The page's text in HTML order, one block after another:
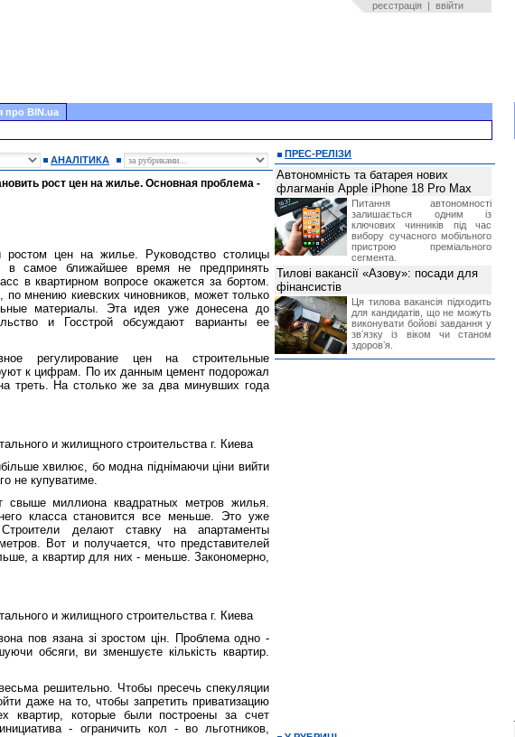
реєстрація | ввійти
про BIN.ua
АНАЛІТИКА
рост цен на жилье. Основная проблема -
ростом цен на жилье. Руководство столицы
в самое ближайшее время не предпринять
в квартирном вопросе окажется за бортом.
мнению киевских чиновников, может только
материалы. Эта идея уже донесена до
и Госстрой обсуждают варианты ее
регулирование цен на строительные
к цифрам. По их данным цемент подорожал
треть. На столько же за два минувших года
и жилищного строительства г. Киева
хвилює, бо модна піднімаючи ціни вийти
не купуватиме.
свыше миллиона квадратных метров жилья.
класса становится все меньше. Это уже
делают ставку на апартаменты
Вот и получается, что представителей
а квартир для них - меньше. Закономерно,
и жилищного строительства г. Киева
пов язана зі зростом цін. Проблема одно -
обсяги, ви зменшуєте кількість квартир.
решительно. Чтобы пресечь спекуляции
даже на то, чтобы запретить приватизацию
квартир, которые были построены за счет
- ограничить кол - во льготников,
ПРЕС-РЕЛІЗИ
Автономність та батарея нових
флагманів Apple iPhone 18 Pro Max
Питання автономності
залишається одним із
ключових чинників під час
вибору сучасного мобільного
пристрою преміального
сегмента.
Тилові вакансії «Азову»: посади для
фінансистів
Ця тилова вакансія підходить
для кандидатів, що не можуть
виконувати бойові завдання у
звʼязку із віком чи станом
здоровʼя.